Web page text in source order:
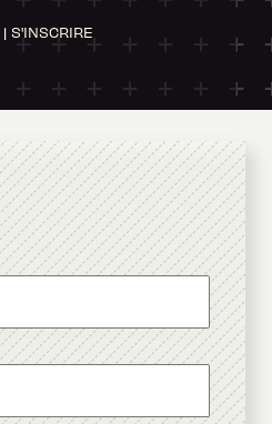
| S'INSCRIRE